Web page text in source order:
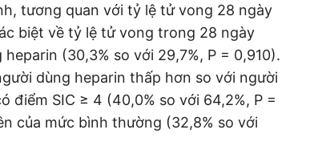
tương quan với tỷ lệ tử vong 28 ngày
biệt về tỷ lệ tử vong trong 28 ngày
(30,3% so với 29,7%, P = 0,910).
dùng heparin thấp hơn so với người
điểm SIC ≥ 4 (40,0% so với 64,2%, P =
của mức bình thường (32,8% so với